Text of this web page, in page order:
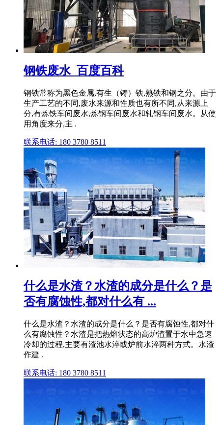
钢铁废水_百度百科
钢铁常称为黑色金属,有生（铸）铁,熟铁和钢之分。由于
生产工艺的不同,废水来源和性质也有所不同,从来源上
分,有炼铁车间废水,炼钢车间废水和轧钢车间废水。从使
用角度来分,主 .
联系电话: 180 3780 8511
什么是水渣？水渣的成分是什么？是
否有腐蚀性,都对什么有 ...
什么是水渣？水渣的成分是什么？是否有腐蚀性,都对什
么有腐蚀性？水渣是把热熔状态的高炉渣置于水中急速
冷却的过程,主要有渣池水淬或炉前水淬两种方式。水渣
作建 .
联系电话: 180 3780 8511